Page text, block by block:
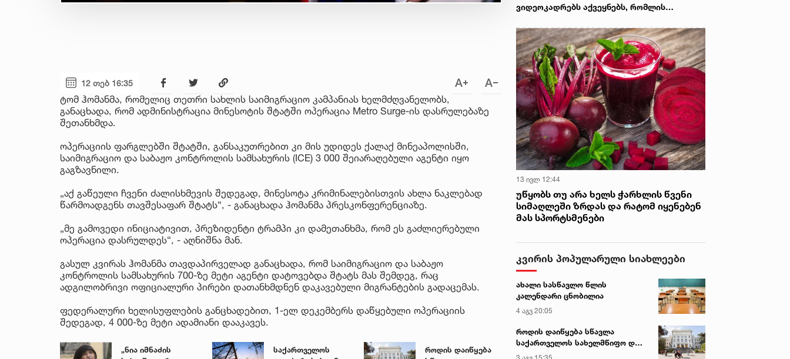
12 თებ 16:35
ტომ ჰომანმა, რომელიც თეთრი სახლის საიმიგრაციო კამპანიას ხელმძღვანელობს,
განაცხადა, რომ ადმინისტრაცია მინესოტის შტატში ოპერაცია Metro Surge-ის დასრულებაზე
შეთანხმდა.
ოპერაციის ფარგლებში შტატში, განსაკუთრებით კი მის უდიდეს ქალაქ მინეაპოლისში,
საიმიგრაციო და საბაჟო კონტროლის სამსახურის (ICE) 3 000 შეიარაღებული აგენტი იყო
გაგზავნილი.
„აქ გაწეული ჩვენი ძალისხმევის შედეგად, მინესოტა კრიმინალებისთვის ახლა ნაკლებად
წარმოადგენს თავშესაფარ შტატს“, - განაცხადა ჰომანმა პრესკონფერენციაზე.
„მე გამოვედი ინიციატივით, პრეზიდენტი ტრამპი კი დამეთანხმა, რომ ეს გაძლიერებული
ოპერაცია დასრულდეს“, - აღნიშნა მან.
გასულ კვირას ჰომანმა თავდაპირველად განაცხადა, რომ საიმიგრაციო და საბაჟო
კონტროლის სამსახურის 700-ზე მეტი აგენტი დატოვებდა შტატს მას შემდეგ, რაც
ადგილობრივი ოფიციალური პირები დათანხმდნენ დაკავებული მიგრანტების გადაცემას.
ფედერალური ხელისუფლების განცხადებით, 1-ელ დეკემბერს დაწყებული ოპერაციის
შედეგად, 4 000-ზე მეტი ადამიანი დააკავეს.
„ნია იმნაძის
საქართველოს
როდის დაიწყება
ვიდეოკადრებს აქვეყნებს, რომლის
13 ივლ 12:44
უწყობს თუ არა ხელს ჭარხლის წვენი
სიმაღლეში ზრდას და რატომ იყენებენ
მას სპორტსმენები
კვირის პოპულარული სიახლეები
ახალი სასწავლო წლის
კალენდარი ცნობილია
4 აგვ 20:05
როდის დაიწყება სწავლა
საქართველოს სახელმწიფო და
კერძო უნივერსიტეტებში